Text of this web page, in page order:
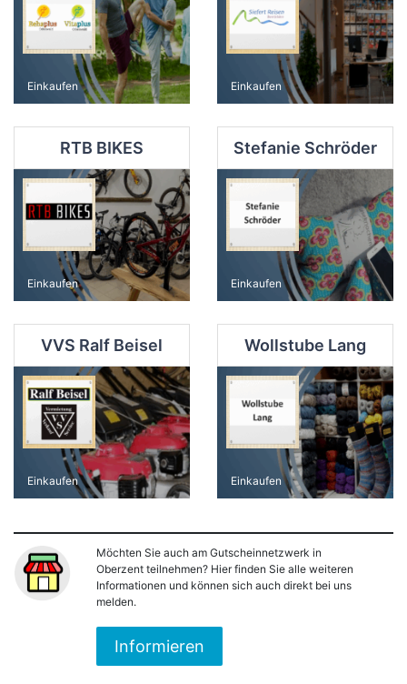
Einkaufen Einkaufen
RTB BIKES
Einkaufen
Stefanie Schröder
Einkaufen
VVS Ralf Beisel
Einkaufen
Wollstube Lang
Einkaufen
Möchten Sie auch am Gutscheinnetzwerk in
Oberzent teilnehmen? Hier finden Sie alle weiteren
Informationen und können sich auch direkt bei uns
melden.
Informieren